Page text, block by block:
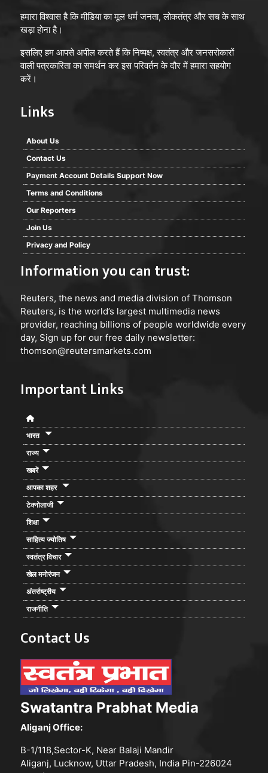
हमारा विश्वास है कि मीडिया का मूल धर्म जनता, लोकतंत्र और सच के साथ
खड़ा होना है।
इसलिए हम आपसे अपील करते हैं कि निष्पक्ष, स्वतंत्र और जनसरोकारों
वाली पत्रकारिता का समर्थन कर इस परिवर्तन के दौर में हमारा सहयोग
करें।
Links
About Us
Contact Us
Payment Account Details Support Now
Terms and Conditions
Our Reporters
Join Us
Privacy and Policy
Information you can trust:
Reuters, the news and media division of Thomson
Reuters, is the world’s largest multimedia news
provider, reaching billions of people worldwide every
day, Sign up for our free daily newsletter:
thomson@reutersmarkets.com
Important Links
भारत
राज्य
खबरें
आपका शहर
टेक्नोलाजी
शिक्षा
साहित्य ज्योतिष
स्वतंत्र विचार
खेल मनोरंजन
अंतर्राष्ट्रीय
राजनीति
Contact Us
Swatantra Prabhat Media
Aliganj Office:
B-1/118,Sector-K, Near Balaji Mandir
Aliganj, Lucknow, Uttar Pradesh, India Pin-226024